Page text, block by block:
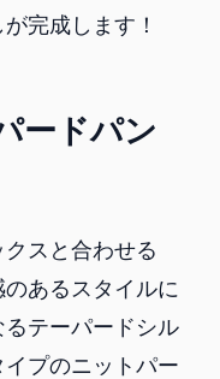
完成します！
ードパン
スと合わせる
あるスタイルに
テーパードシル
プのニットパー